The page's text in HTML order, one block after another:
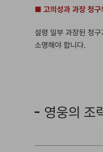
■ 고의성과 과장 청구
설령 일부 과장된 청
소명해야 합니다.
영웅의 조